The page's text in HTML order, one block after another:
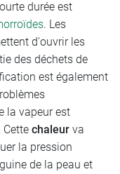
durée est
. Les
d'ouvrir les
des déchets de
est également
la vapeur est
chaleur va
la pression
de la peau et